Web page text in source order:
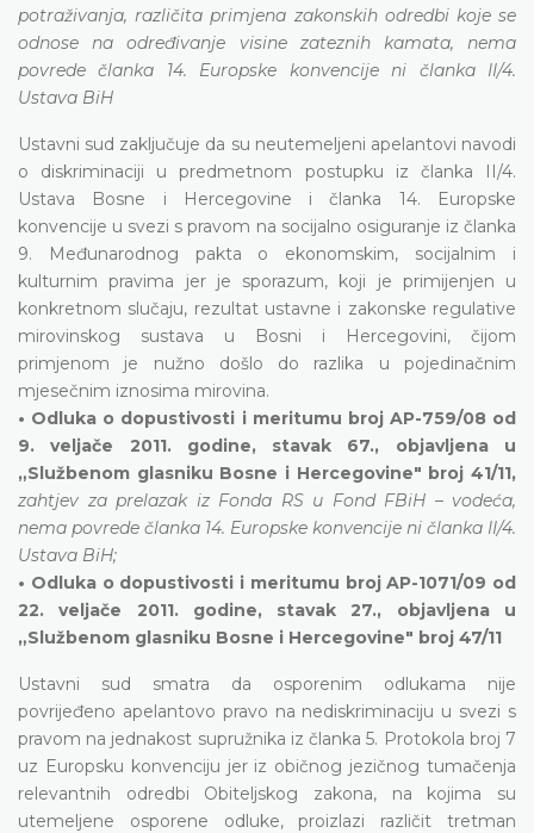
potraživanja, različita primjena zakonskih odredbi koje se
odnose na određivanje visine zateznih kamata, nema
povrede članka 14. Europske konvencije ni članka II/4.
Ustava BiH
Ustavni sud zaključuje da su neutemeljeni apelantovi navodi
o diskriminaciji u predmetnom postupku iz članka II/4.
Ustava Bosne i Hercegovine i članka 14. Europske
konvencije u svezi s pravom na socijalno osiguranje iz članka
9. Međunarodnog pakta o ekonomskim, socijalnim i
kulturnim pravima jer je sporazum, koji je primijenjen u
konkretnom slučaju, rezultat ustavne i zakonske regulative
mirovinskog sustava u Bosni i Hercegovini, čijom
primjenom je nužno došlo do razlika u pojedinačnim
mjesečnim iznosima mirovina.
• Odluka o dopustivosti i meritumu broj AP-759/08 od
9. veljače 2011. godine, stavak 67., objavljena u
„Službenom glasniku Bosne i Hercegovine" broj 41/11,
zahtjev za prelazak iz Fonda RS u Fond FBiH – vodeća,
nema povrede članka 14. Europske konvencije ni članka II/4.
Ustava BiH;
• Odluka o dopustivosti i meritumu broj AP-1071/09 od
22. veljače 2011. godine, stavak 27., objavljena u
„Službenom glasniku Bosne i Hercegovine" broj 47/11
Ustavni sud smatra da osporenim odlukama nije
povrijeđeno apelantovo pravo na nediskriminaciju u svezi s
pravom na jednakost supružnika iz članka 5. Protokola broj 7
uz Europsku konvenciju jer iz običnog jezičnog tumačenja
relevantnih odredbi Obiteljskog zakona, na kojima su
utemeljene osporene odluke, proizlazi različit tretman